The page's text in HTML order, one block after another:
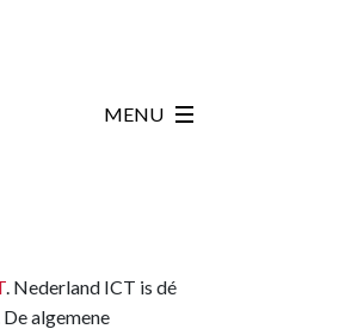
MENU
. Nederland ICT is dé
algemene